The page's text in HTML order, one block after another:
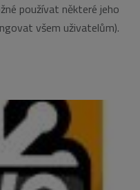
používat některé jeho
všem uživatelům).